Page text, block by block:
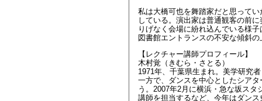
私は大橋可也を舞踏家だと思って
している。演出家は普通観客の前
りげなく会場に紛れ込んでいる様
図書館エントランスの不安な傾斜
【レクチャー講師プロフィール】
木村覚（きむら・さとる）
1971年、千葉県生まれ。美学研究
一方で、ダンスを中心としたシア
う。2007年2月に横浜・急な坂ス
講師を担当するなど、今年はダン